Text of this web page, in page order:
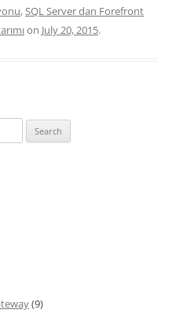
,SQL Server dan Forefront
on July 20, 2015.
(9)